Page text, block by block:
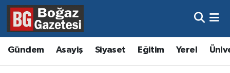
Gündem Asayiş Siyaset Eğitim Yerel
Asayiş
Eğitim
Hava Durumu
Trafik Durumu